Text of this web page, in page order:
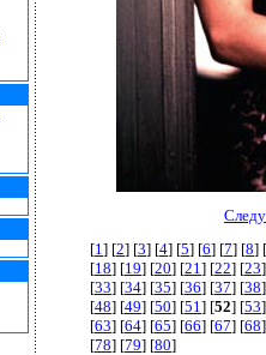
[1] [2] [3] [4] [5] [6] [7] [8] [
[18] [19] [20] [21] [22] [23
[33] [34] [35] [36] [37] [38
[48] [49] [50] [51] [52] [53
[63] [64] [65] [66] [67] [68
[78] [79] [80]